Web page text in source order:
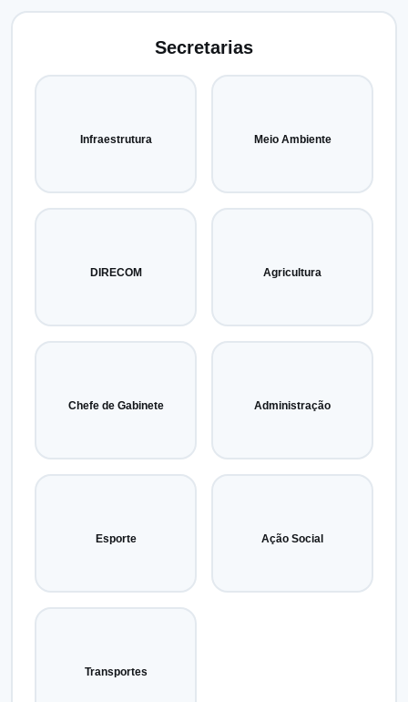
Secretarias
Infraestrutura Meio Ambiente
DIRECOM Agricultura
Chefe de Gabinete Administração
Esporte Ação Social
Transportes